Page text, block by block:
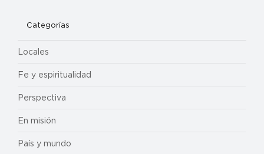
Categorías
Locales
Fe y espiritualidad
Perspectiva
En misión
País y mundo